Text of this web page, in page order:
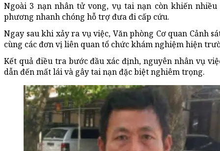
Ngoài 3 nạn nhân tử vong, vụ tai nạn còn khiến
phương nhanh chóng hỗ trợ đưa đi cấp cứu.
Ngay sau khi xảy ra vụ việc, Văn phòng Cơ quan Cảnh
cùng các đơn vị liên quan tổ chức khám nghiệm hiện
Kết quả điều tra bước đầu xác định, nguyên nhân vụ
dẫn đến mất lái và gây tai nạn đặc biệt nghiêm trọng.